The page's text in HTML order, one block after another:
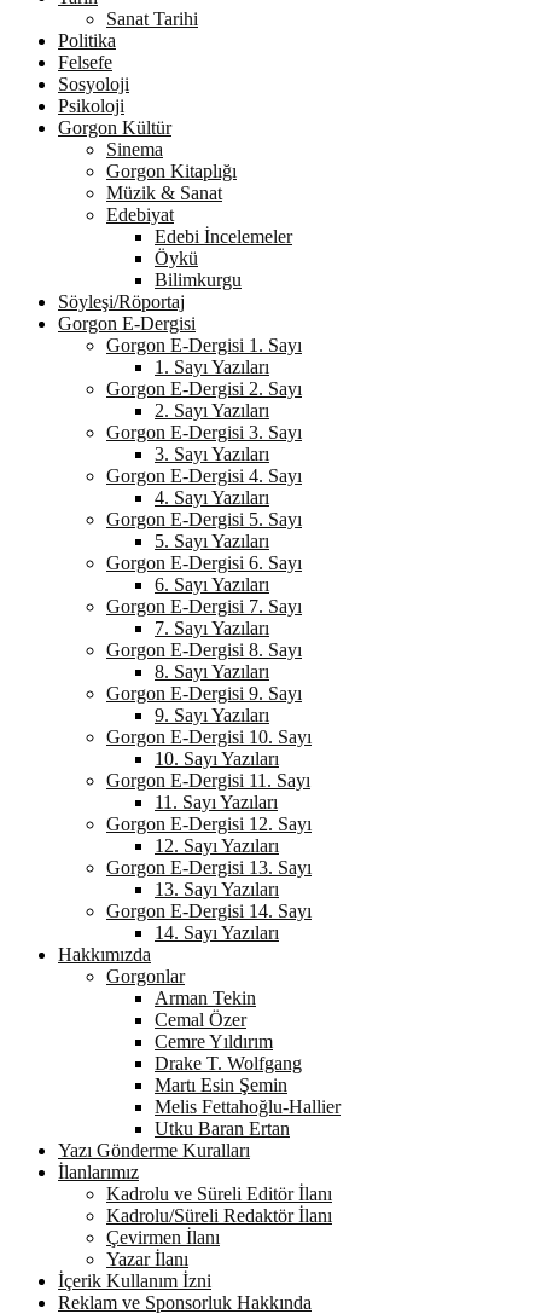
Sanat Tarihi
Politika
Felsefe
Sosyoloji
Psikoloji
Gorgon Kültür
Sinema
Gorgon Kitaplığı
Müzik & Sanat
Edebiyat
Edebi İncelemeler
Öykü
Bilimkurgu
Söyleşi/Röportaj
Gorgon E-Dergisi
Gorgon E-Dergisi 1. Sayı
1. Sayı Yazıları
Gorgon E-Dergisi 2. Sayı
2. Sayı Yazıları
Gorgon E-Dergisi 3. Sayı
3. Sayı Yazıları
Gorgon E-Dergisi 4. Sayı
4. Sayı Yazıları
Gorgon E-Dergisi 5. Sayı
5. Sayı Yazıları
Gorgon E-Dergisi 6. Sayı
6. Sayı Yazıları
Gorgon E-Dergisi 7. Sayı
7. Sayı Yazıları
Gorgon E-Dergisi 8. Sayı
8. Sayı Yazıları
Gorgon E-Dergisi 9. Sayı
9. Sayı Yazıları
Gorgon E-Dergisi 10. Sayı
10. Sayı Yazıları
Gorgon E-Dergisi 11. Sayı
11. Sayı Yazıları
Gorgon E-Dergisi 12. Sayı
12. Sayı Yazıları
Gorgon E-Dergisi 13. Sayı
13. Sayı Yazıları
Gorgon E-Dergisi 14. Sayı
14. Sayı Yazıları
Hakkımızda
Gorgonlar
Arman Tekin
Cemal Özer
Cemre Yıldırım
Drake T. Wolfgang
Martı Esin Şemin
Melis Fettahoğlu-Hallier
Utku Baran Ertan
Yazı Gönderme Kuralları
İlanlarımız
Kadrolu ve Süreli Editör İlanı
Kadrolu/Süreli Redaktör İlanı
Çevirmen İlanı
Yazar İlanı
İçerik Kullanım İzni
Reklam ve Sponsorluk Hakkında